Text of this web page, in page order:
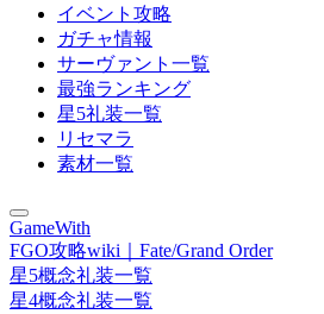
イベント攻略
ガチャ情報
サーヴァント一覧
最強ランキング
星5礼装一覧
リセマラ
素材一覧
GameWith
FGO攻略wiki｜Fate/Grand Order
星5概念礼装一覧
星4概念礼装一覧